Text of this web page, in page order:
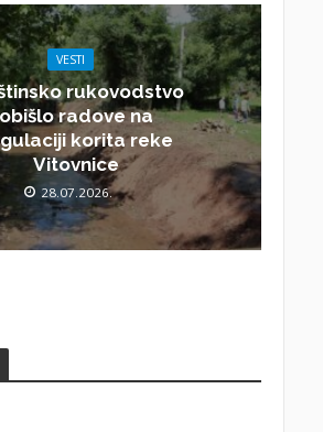
VESTI
rukovodstvo
obišlo radove na
korita reke
Vitovnice
28.07.2026.